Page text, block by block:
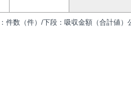
件数（件）/下段：吸収金額（合計値